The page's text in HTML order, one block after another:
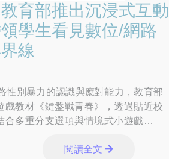
育部推出沉浸式互動
學生看見數位/網路
線
性別暴力的認識與應對能力，教育部
戲教材《鍵盤戰青春》，透過貼近校
合多重分支選項與情境式小遊戲，讓
閱讀全文